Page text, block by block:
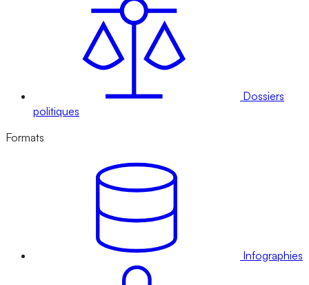
Dossiers
politiques
Formats
Infographies